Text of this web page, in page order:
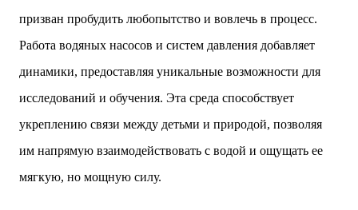
призван пробудить любопытство и вовлечь в процесс.
Работа водяных насосов и систем давления добавляет
динамики, предоставляя уникальные возможности для
исследований и обучения. Эта среда способствует
укреплению связи между детьми и природой, позволяя
им напрямую взаимодействовать с водой и ощущать ее
мягкую, но мощную силу.